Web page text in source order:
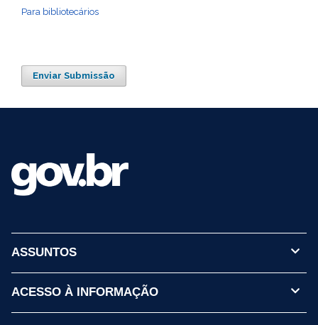
Para bibliotecários
Enviar Submissão
ASSUNTOS
ACESSO À INFORMAÇÃO